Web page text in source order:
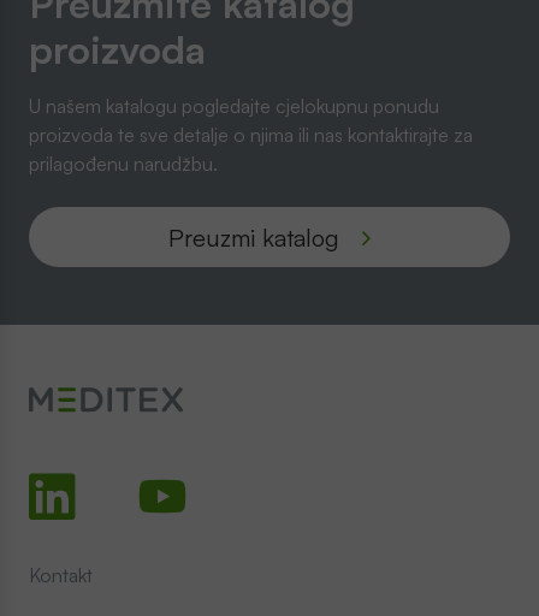
proizvoda
U našem katalogu pogledajte cjelokupnu ponudu
proizvoda te sve detalje o njima ili nas kontaktirajte za
prilagođenu narudžbu.
Preuzmi katalog
Kontakt